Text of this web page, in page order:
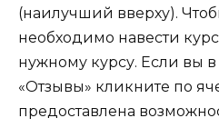
(наилучший вверху).
необходимо навести
нужному курсу. Если вы
«Отзывы» кликните по
предоставлена